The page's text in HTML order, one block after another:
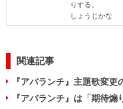
りする。
しょうじかな
関連記事
『アバランチ』主題歌変更
『アバランチ』は「期待煽